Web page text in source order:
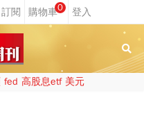
0
fed 高股息etf 美元